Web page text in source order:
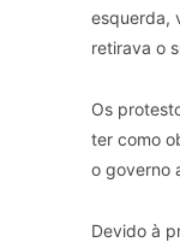
esquerda,
retirava o
Os
ter como
o governo
Devido à